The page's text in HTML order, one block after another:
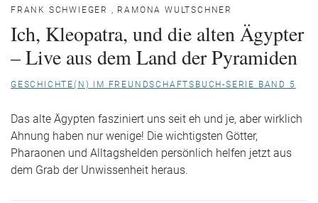
FRANK SCHWIEGER , RAMONA WULTSCHNER
Ich, Kleopatra, und die alten Ägypter
– Live aus dem Land der Pyramiden
GESCHICHTE(N) IM FREUNDSCHAFTSBUCH-SERIE BAND 5
Das alte Ägypten fasziniert uns seit eh und je, aber wirklich
Ahnung haben nur wenige! Die wichtigsten Götter,
Pharaonen und Alltagshelden persönlich helfen jetzt aus
dem Grab der Unwissenheit heraus.